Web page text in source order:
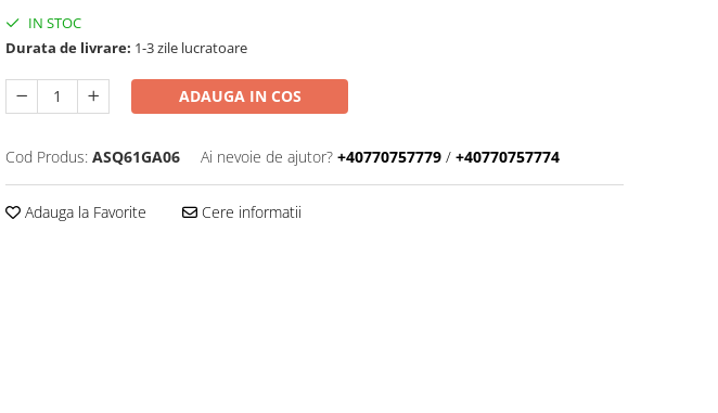
IN STOC
Durata de livrare: 1-3 zile lucratoare
ADAUGA IN COS
Cod Produs: ASQ61GA06 Ai nevoie de ajutor? +40770757779 / +40770757774
Adauga la Favorite Cere informatii